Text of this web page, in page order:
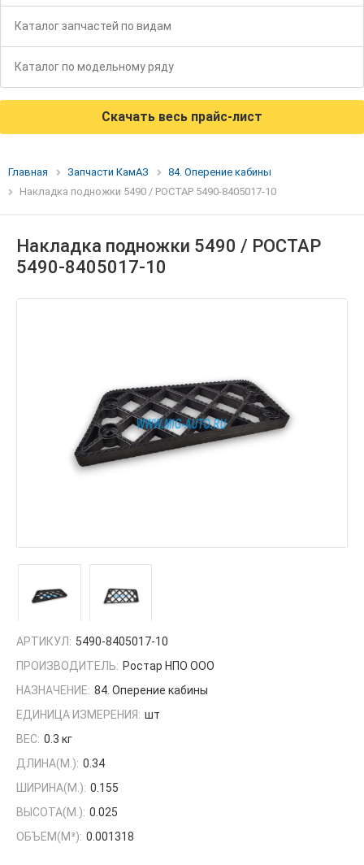
Каталог запчастей по видам
Каталог по модельному ряду
Скачать весь прайс-лист
Главная Запчасти КамАЗ
84. Оперение кабины
Накладка подножки 5490 / РОСТАР 5490-8405017-10
Накладка подножки 5490 / РОСТАР
5490-8405017-10
АРТИКУЛ: 5490-8405017-10
ПРОИЗВОДИТЕЛЬ: Ростар НПО ООО
НАЗНАЧЕНИЕ: 84. Оперение кабины
ЕДИНИЦА ИЗМЕРЕНИЯ: шт
ВЕС: 0.3 кг
ДЛИНА(М.): 0.34
ШИРИНА(М.): 0.155
ВЫСОТА(М.): 0.025
ОБЪЕМ(M³): 0.001318